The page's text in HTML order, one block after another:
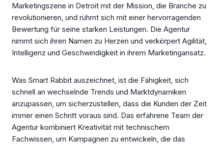
Marketingszene in Detroit mit der Mission, die Branche zu
revolutionieren, und rühmt sich mit einer hervorragenden
Bewertung für seine starken Leistungen. Die Agentur
nimmt sich ihren Namen zu Herzen und verkörpert Agilität,
Intelligenz und Geschwindigkeit in ihrem Marketingansatz.
Was Smart Rabbit auszeichnet, ist die Fähigkeit, sich
schnell an wechselnde Trends und Marktdynamiken
anzupassen, um sicherzustellen, dass die Kunden der Zeit
immer einen Schritt voraus sind. Das erfahrene Team der
Agentur kombiniert Kreativität mit technischem
Fachwissen, um Kampagnen zu entwickeln, die das